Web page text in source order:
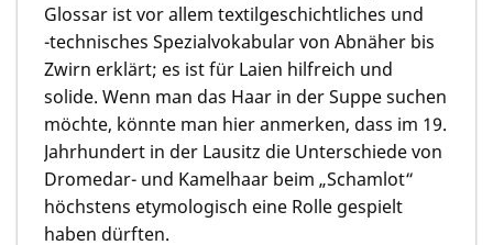
Glossar ist vor allem textilgeschichtliches und
‑technisches Spezialvokabular von Abnäher bis
Zwirn erklärt; es ist für Laien hilfreich und
solide. Wenn man das Haar in der Suppe suchen
möchte, könnte man hier anmerken, dass im 19.
Jahrhundert in der Lausitz die Unterschiede von
Dromedar- und Kamelhaar beim „Schamlot“
höchstens etymologisch eine Rolle gespielt
haben dürften.